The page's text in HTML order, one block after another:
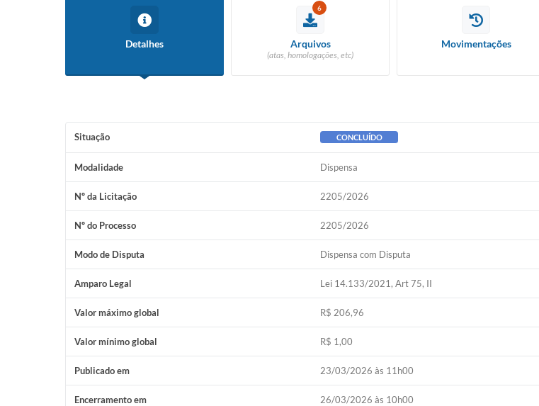
Detalhes
6
Arquivos
(atas, homologações, etc)
Movimentações
Situação CONCLUÍDO
Modalidade Dispensa
Nº da Licitação 2205/2026
Nº do Processo 2205/2026
Modo de Disputa Dispensa com Disputa
Amparo Legal Lei 14.133/2021, Art 75, II
Valor máximo global R$ 206,96
Valor mínimo global R$ 1,00
Publicado em 23/03/2026 às 11h00
Encerramento em 26/03/2026 às 10h00